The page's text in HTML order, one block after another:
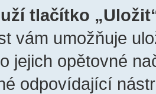
tlačítko
vám umožňuje
jejich opětovné
odpovídající